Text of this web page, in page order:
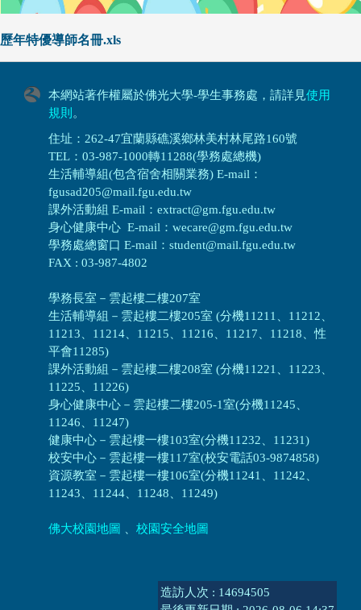
歷年特優導師名冊.xls
本網站著作權屬於佛光大學-學生事務處，請詳見使用
規則 。
住址：262-47宜蘭縣礁溪鄉林美村林尾路160號
TEL：03-987-1000轉11288(學務處總機)
生活輔導組(包含宿舍相關業務) E-mail：
fgusad205@mail.fgu.edu.tw
課外活動組 E-mail：extract@gm.fgu.edu.tw
身心健康中心 E-mail：wecare@gm.fgu.edu.tw
學務處總窗口 E-mail：student@mail.fgu.edu.tw
FAX : 03-987-4802
學務長室－雲起樓二樓207室
生活輔導組 － 雲起樓二樓205室 (分機11211、11212、
11213、11214、11215、11216、11217、11218、性
平會11285)
課外活動組 － 雲起樓二樓208室 (分機11221、11223、
11225、11226)
身心健康中心 － 雲起樓二樓205-1室(分機11245、
11246、11247)
健康中心－ 雲起樓一樓103室(分機11232、11231)
校安中心－ 雲起樓一樓117室(校安電話03-9874858)
資源教室 － 雲起樓一樓106室(分機11241、11242、
11243、11244、11248、11249)
佛大校園地圖 、 校園安全地圖
造訪人次 : 14694505